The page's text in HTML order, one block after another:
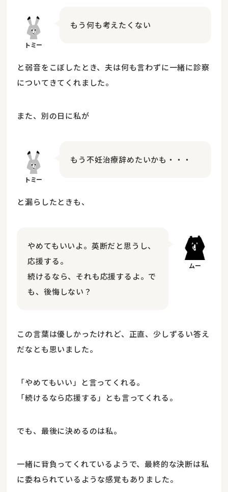
もう何も考えたくない
と弱音をこぼしたとき、夫は何も言わずに一緒に診察
についてきてくれました。
また、別の日に私が
もう不妊治療辞めたいかも・・・
と漏らしたときも、
やめてもいいよ。英断だと思うし、
応援する。
続けるなら、それも応援するよ。で
も、後悔しない？
この言葉は優しかったけれど、正直、少しずるい答え
だなとも思いました。
「やめてもいい」と言ってくれる。
「続けるなら応援する」とも言ってくれる。
でも、最後に決めるのは私。
一緒に背負ってくれているようで、最終的な決断は私
に委ねられているような感覚もありました。